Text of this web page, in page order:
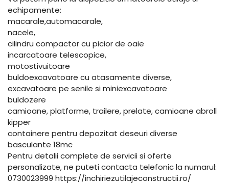
echipamente:
macarale,automacarale,
nacele,
cilindru compactor cu picior de oaie
incarcatoare telescopice,
motostivuitoare
buldoexcavatoare cu atasamente diverse,
excavatoare pe senile si miniexcavatoare
buldozere
camioane, platforme, trailere, prelate, camioane abroll
kipper
containere pentru depozitat deseuri diverse
basculante 18mc
Pentru detalii complete de servicii si oferte
personalizate, ne puteti contacta telefonic la numarul:
0730023999 https://inchiriezutilajeconstructii.ro/